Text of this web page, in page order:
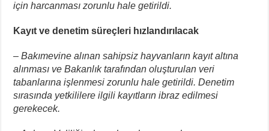
için harcanması zorunlu hale getirildi.
Kayıt ve denetim süreçleri hızlandırılacak
– Bakımevine alınan sahipsiz hayvanların kayıt altına
alınması ve Bakanlık tarafından oluşturulan veri
tabanlarına işlenmesi zorunlu hale getirildi. Denetim
sırasında yetkililere ilgili kayıtların ibraz edilmesi
gerekecek.